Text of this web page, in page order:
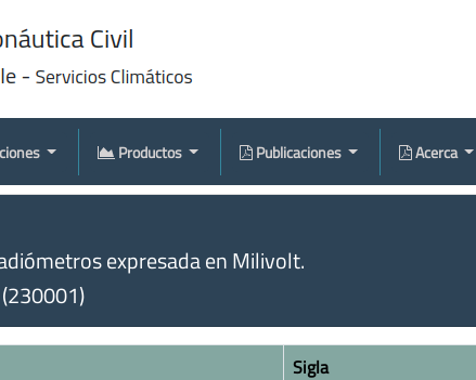
Productos Publicaciones Acerca
expresada en Milivolt.
Sigla